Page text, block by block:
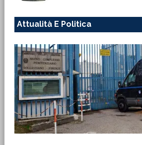
Attualità E Politica